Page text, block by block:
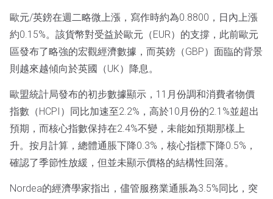
歐元/英鎊在週二略微上漲，寫作時約為0.8800，日內上漲
約0.15%。該貨幣對受益於歐元（EUR）的支撐，此前歐元
區發布了略強的宏觀經濟數據，而英鎊（GBP）面臨的背景
則越來越傾向於英國（UK）降息。
歐盟統計局發布的初步數據顯示，11月份調和消費者物價
指數（HCPI）同比加速至2.2%，高於10月份的2.1%並超出
預期，而核心指數保持在2.4%不變，未能如預期那樣上
升。按月計算，總體通脹下降0.3%，核心指標下降0.5%，
確認了季節性放緩，但並未顯示價格的結構性回落。
Nordea的經濟學家指出，儘管服務業通脹為3.5%同比，突